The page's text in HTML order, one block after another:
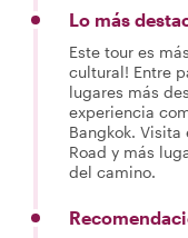
Lo más
Este tour es
cultural! Entre
lugares más
experiencia
Bangkok. Visita
Road y más
del camino.